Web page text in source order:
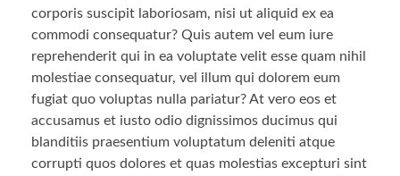
corporis suscipit laboriosam, nisi ut aliquid ex ea
commodi consequatur? Quis autem vel eum iure
reprehenderit qui in ea voluptate velit esse quam nihil
molestiae consequatur, vel illum qui dolorem eum
fugiat quo voluptas nulla pariatur? At vero eos et
accusamus et iusto odio dignissimos ducimus qui
blanditiis praesentium voluptatum deleniti atque
corrupti quos dolores et quas molestias excepturi sint